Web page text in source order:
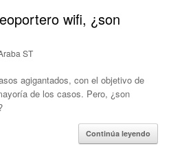
wifi, ¿son
ST
agigantados, con el objetivo de
de los casos. Pero, ¿son
Continúa leyendo